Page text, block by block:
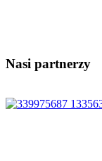
Nasi partnerzy